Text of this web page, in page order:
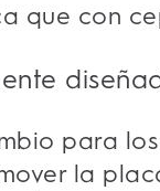
que con
para
la